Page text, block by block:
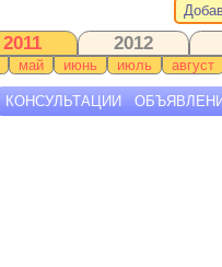
2011 2012
май июнь июль август
КОНСУЛЬТАЦИИ